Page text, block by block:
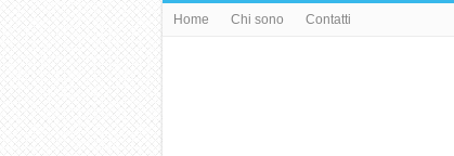
Home Chi sono Contatti